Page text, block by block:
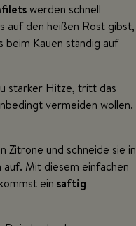
werden schnell
auf den heißen Rost gibst,
Kauen ständig auf
starker Hitze, tritt das
vermeiden wollen.
Zitrone und schneide sie in
Mit diesem einfachen
einsaftig